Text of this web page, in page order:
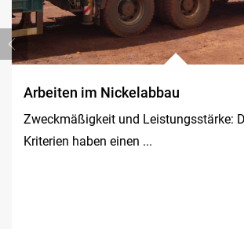
Arbeiten im Nickelabbau
Zweckmäßigkeit und Leistungsstärke:
Kriterien haben einen ...